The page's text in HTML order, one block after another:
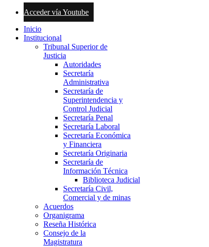
Acceder vía Youtube
Inicio
Institucional
Tribunal Superior de
Justicia
Autoridades
Secretaría
Administrativa
Secretaría de
Superintendencia y
Control Judicial
Secretaría Penal
Secretaría Laboral
Secretaría Económica
y Financiera
Secretaría Originaria
Secretaría de
Información Técnica
Biblioteca Judicial
Secretaría Civil,
Comercial y de minas
Acuerdos
Organigrama
Reseña Histórica
Consejo de la
Magistratura